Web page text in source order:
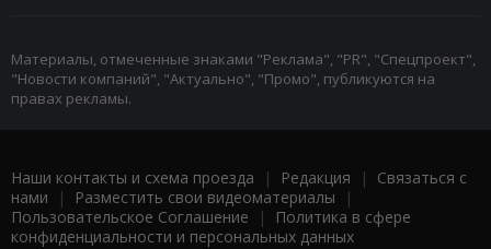
Материалы, отмеченные знаками "Реклама", "PR", "Спецпроект",
"Новости компаний", "Актуально", "Промо", публикуются на
правах рекламы.
Наши контакты и схема проезда | Редакция | Связаться с
нами | Разместить свои видеоматериалы |
Пользовательское Соглашение |
Политика в сфере
конфиденциальности и персональных данных